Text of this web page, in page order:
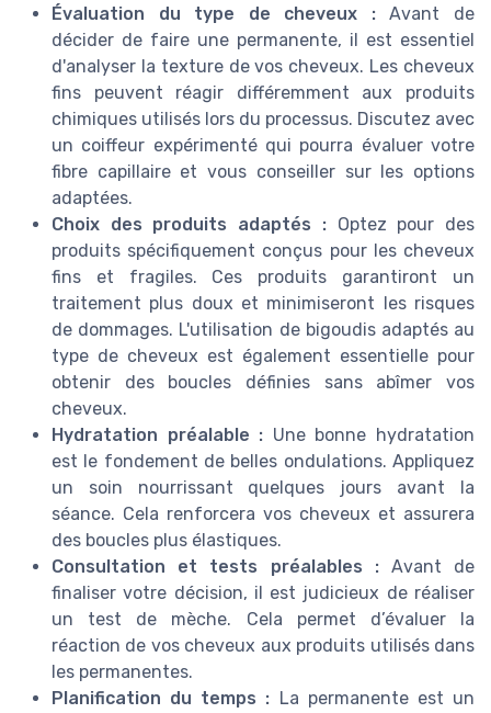
Évaluation du type de cheveux :Avant de
décider de faire une permanente, il est essentiel
d'analyser la texture de vos cheveux. Les cheveux
fins peuvent réagir différemment aux produits
chimiques utilisés lors du processus. Discutez avec
un coiffeur expérimenté qui pourra évaluer votre
fibre capillaire et vous conseiller sur les options
adaptées.
Choix des produits adaptés :Optez pour des
produits spécifiquement conçus pour les cheveux
fins et fragiles. Ces produits garantiront un
traitement plus doux et minimiseront les risques
de dommages. L'utilisation de bigoudis adaptés au
type de cheveux est également essentielle pour
obtenir des boucles définies sans abîmer vos
cheveux.
Hydratation préalable : Une bonne hydratation
est le fondement de belles ondulations. Appliquez
un soin nourrissant quelques jours avant la
séance. Cela renforcera vos cheveux et assurera
des boucles plus élastiques.
Consultation et tests préalables :Avant de
finaliser votre décision, il est judicieux de réaliser
un test de mèche. Cela permet d’évaluer la
réaction de vos cheveux aux produits utilisés dans
les permanentes.
Planification du temps : La permanente est un